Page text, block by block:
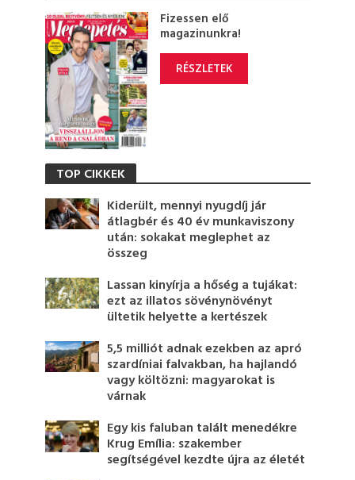
Fizessen elő
magazinunkra!
RÉSZLETEK
TOP CIKKEK
Kiderült, mennyi nyugdíj jár
átlagbér és 40 év munkaviszony
után: sokakat meglephet az
összeg
Lassan kinyírja a hőség a tujákat:
ezt az illatos sövénynövényt
ültetik helyette a kertészek
5,5 milliót adnak ezekben az apró
szardíniai falvakban, ha hajlandó
vagy költözni: magyarokat is
várnak
Egy kis faluban talált menedékre
Krug Emília: szakember
segítségével kezdte újra az életét